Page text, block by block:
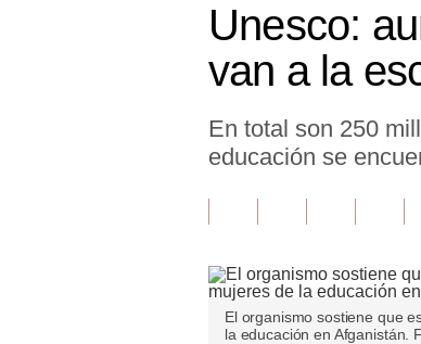
Unesco:
van a la
En total son 250
educación se
El organismo sostiene que
la educación en Afganistán.